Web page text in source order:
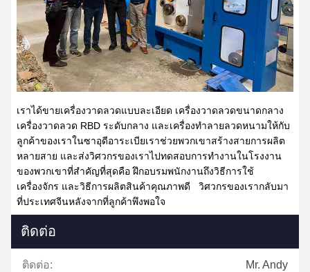
เราได้ขายเครื่องวาดลวดแบบละเอียด เครื่องวาดลวดขนาดกลาง
เครื่องวาดลวด RBD ระดับกลาง และเครื่องทำลายลวดหนามให้กับ
ลูกค้าของเราในซาอุดีอาระเบียเราช่วยพวกเขาสร้างสายการผลิต
หลายสาย และส่งวิศวกรของเราไปทดสอบการทำงานในโรงงาน
ของพวกเขาที่สำคัญที่สุดคือ ฝึกอบรมพนักงานถึงวิธีการใช้
เครื่องจักร และวิธีการผลิตสินค้าคุณภาพดี
วิศวกรของเรากลับมา
ที่ประเทศจีนหลังจากที่ลูกค้าพึงพอใจ
ติดต่อ
ติดต่อ: Mr. Andy